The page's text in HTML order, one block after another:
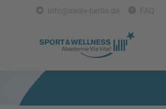
info@swav-berlin.de FAQ